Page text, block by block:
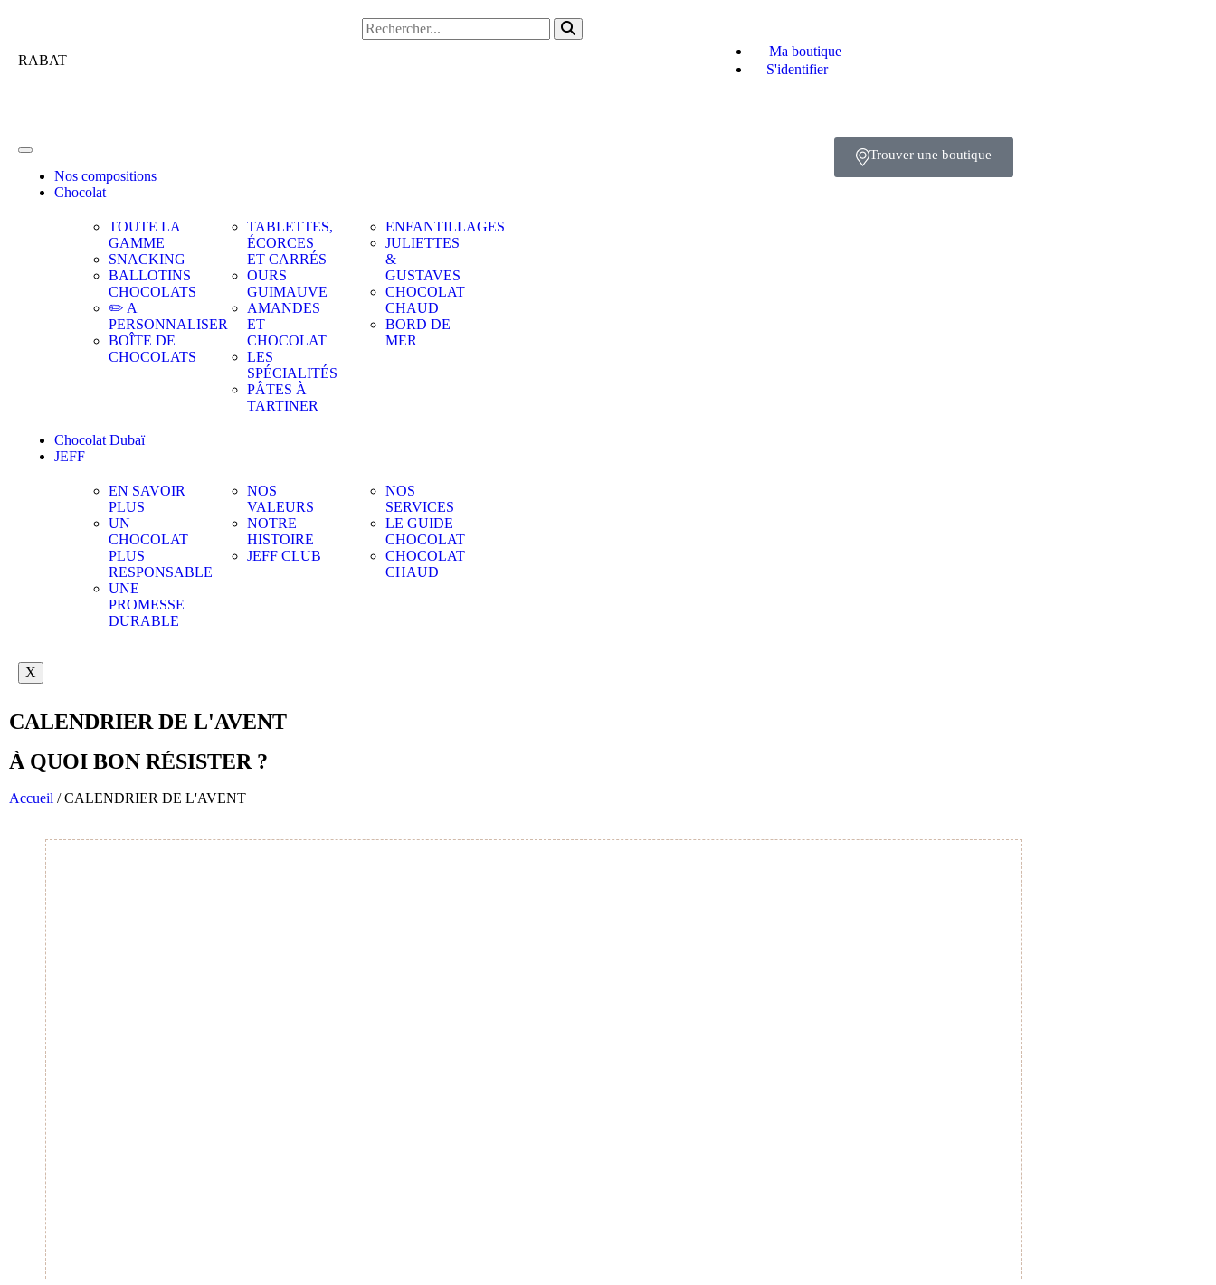
RABAT
Ma boutique
S'identifier
Nos compositions
Chocolat
TOUTE LA
GAMME
SNACKING
BALLOTINS
CHOCOLATS
✏️ A
PERSONNALISER
BOÎTE DE
CHOCOLATS
TABLETTES,
ÉCORCES
ET CARRÉS
OURS
GUIMAUVE
AMANDES
ET
CHOCOLAT
LES
SPÉCIALITÉS
PÂTES À
TARTINER
ENFANTILLAGES
JULIETTES
&
GUSTAVES
CHOCOLAT
CHAUD
BORD DE
MER
Chocolat Dubaï
JEFF
EN SAVOIR
PLUS
UN
CHOCOLAT
PLUS
RESPONSABLE
UNE
PROMESSE
DURABLE
NOS
VALEURS
NOTRE
HISTOIRE
JEFF CLUB
NOS
SERVICES
LE GUIDE
CHOCOLAT
CHOCOLAT
CHAUD
X
Trouver une boutique
CALENDRIER DE L'AVENT
À QUOI BON RÉSISTER ?
Accueil / CALENDRIER DE L'AVENT